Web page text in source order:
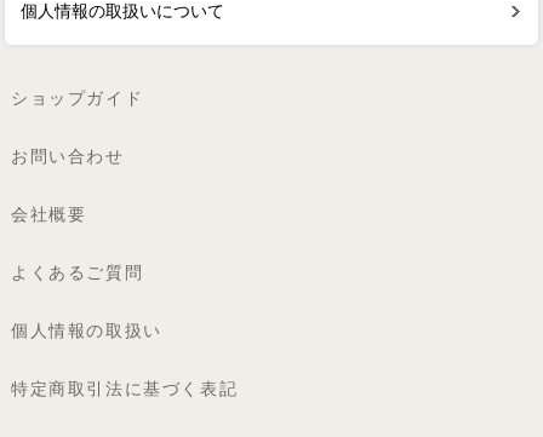
個人情報の取扱いについて
ショップガイド
お問い合わせ
会社概要
よくあるご質問
個人情報の取扱い
特定商取引法に基づく表記